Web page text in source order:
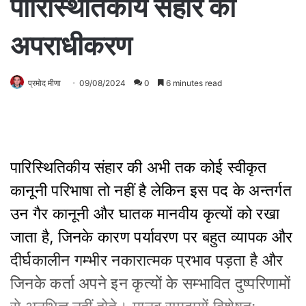
पारिस्थितिकीय संहार का
अपराधीकरण
प्रमोद मीणा 09/08/2024 0 6 minutes read
पारिस्थि‍तिकीय संहार की अभी तक कोई स्‍वीकृत
कानूनी परिभाषा तो नहीं है लेकिन इस पद के अन्तर्गत
उन गैर कानूनी और घातक मानवीय कृत्‍यों को रखा
जाता है, जिनके कारण पर्यावरण पर बहुत व्‍यापक और
दीर्घकालीन गम्भीर नकारात्‍मक प्रभाव पड़ता है और
जिनके कर्ता अपने इन कृत्‍यों के सम्भावित दुष्‍परिणामों